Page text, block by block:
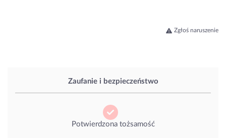
Zaufanie i bezpieczeństwo
Potwierdzona tożsamość
Zgłoś naruszenie